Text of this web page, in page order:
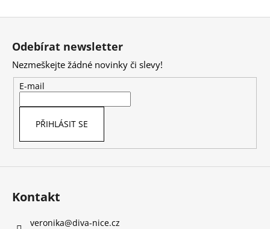
Z
Odebírat newsletter
Nezmeškejte žádné novinky či slevy!
E-mail
PŘIHLÁSIT SE
Kontakt
veronika@diva-nice.cz